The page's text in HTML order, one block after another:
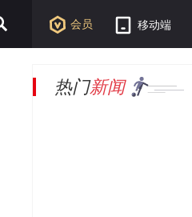
会员 移动端
热门新闻